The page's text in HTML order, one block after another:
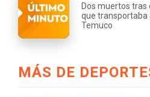
Dos muertos tras
que transportaba
Temuco
MÁS DE